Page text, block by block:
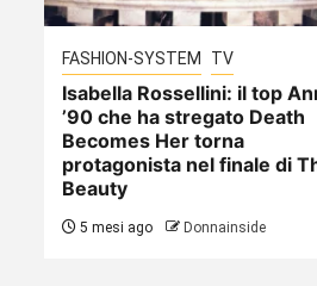
FASHION-SYSTEM TV
Isabella Rossellini: il top
’90 che ha stregato Death
Becomes Her torna
protagonista nel finale di
Beauty
5 mesi ago Donnainside